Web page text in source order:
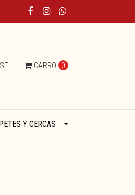
CARRO 0
Y CERCAS